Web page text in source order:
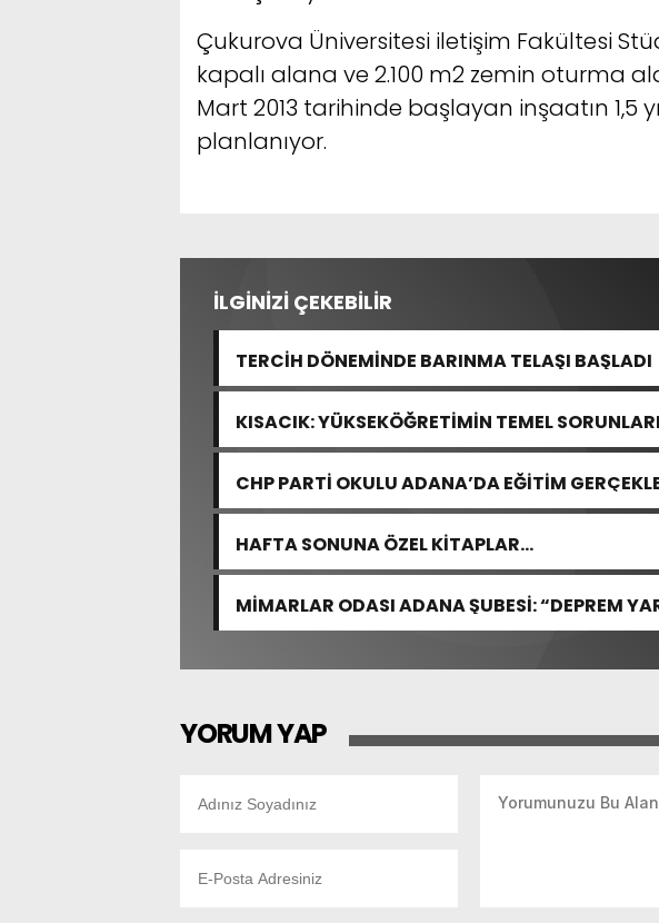
Çukurova Üniversitesi iletişim Fakültesi
kapalı alana ve 2.100 m2 zemin oturma
Mart 2013 tarihinde başlayan inşaatın 1,5
planlanıyor.
İLGİNİZİ ÇEKEBİLİR
TERCİH DÖNEMİNDE BARINMA TELAŞI BAŞLADI
KISACIK: YÜKSEKÖĞRETİMİN TEMEL
YOK
CHP PARTİ OKULU ADANA’DA EĞİTİM
HAFTA SONUNA ÖZEL KİTAPLAR…
MİMARLAR ODASI ADANA ŞUBESİ: “DEPREM
MEVZUATINA VE BİLİMSEL ESASLARA GÖRE
YORUM YAP